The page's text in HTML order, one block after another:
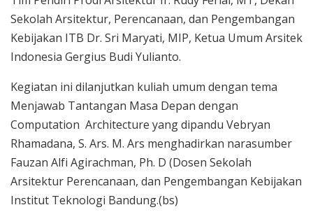
Sekolah Arsitektur, Perencanaan, dan Pengembangan
Kebijakan ITB Dr. Sri Maryati, MIP, Ketua Umum Arsitek
Indonesia Gergius Budi Yulianto.
Kegiatan ini dilanjutkan kuliah umum dengan tema
Menjawab Tantangan Masa Depan dengan
Computation Architecture yang dipandu Vebryan
Rhamadana, S. Ars. M. Ars menghadirkan narasumber
Fauzan Alfi Agirachman, Ph. D (Dosen Sekolah
Arsitektur Perencanaan, dan Pengembangan Kebijakan
Institut Teknologi Bandung.(bs)